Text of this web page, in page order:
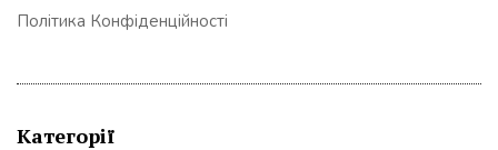
Політика Конфіденційності
Категорії